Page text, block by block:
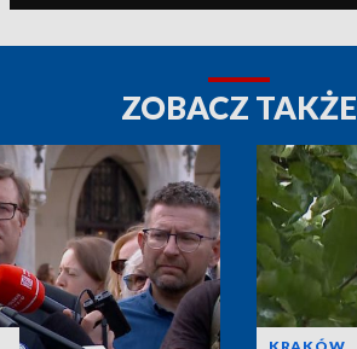
ZOBACZ TAKŻE